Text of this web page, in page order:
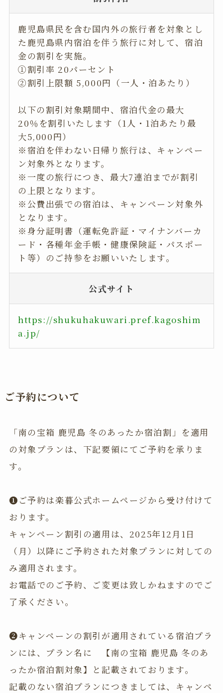
鹿児島県民を含む国内外の旅行者を対象とし
た鹿児島県内宿泊を伴う旅行に対して、宿泊
金の割引を実施。
①割引率 20パーセント
②割引上限額 5,000円（一人・泊あたり）
以下の割引対象期間中、宿泊代金の最大
20％を割引いたします（1人・1泊あたり最
大5,000円）
※宿泊を伴わない日帰り旅行は、キャンペー
ン対象外となります。
※一度の旅行につき、最大7連泊までが割引
の上限となります。
※公費出張での宿泊は、キャンペーン対象外
となります。
※身分証明書（運転免許証・マイナンバーカ
ード・各種年金手帳・健康保険証・パスポー
ト等）のご持参をお願いいたします。
公式サイト
https://shukuhakuwari.pref.kagoshim
a.jp/
ご予約について
「南の宝箱 鹿児島 冬のあったか宿泊割」を適用
の対象プランは、下記要領にてご予約を承りま
す。
❶ご予約は楽暮公式ホームページから受け付けて
おります。
キャンペーン割引の適用は、2025年12月1日
（月）以降にご予約された対象プランに対しての
み適用されます。
お電話でのご予約、ご変更は致しかねますのでご
了承ください。
❷キャンペーンの割引が適用されている宿泊プラ
ンには、プラン名に 【南の宝箱 鹿児島 冬のあ
ったか宿泊割対象】と記載されております。
記載のない宿泊プランにつきましては、キャンペ